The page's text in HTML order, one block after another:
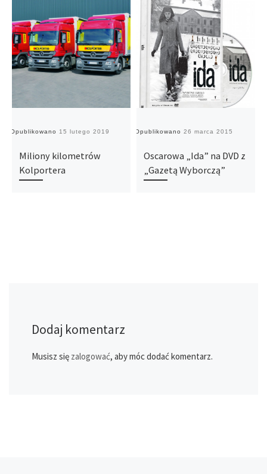
Opublikowano 15 lutego 2019
Miliony kilometrów
Kolportera
Opublikowano 26 marca 2015
Oscarowa „Ida” na DVD z
„Gazetą Wyborczą”
Dodaj komentarz
Musisz się zalogować, aby móc dodać komentarz.